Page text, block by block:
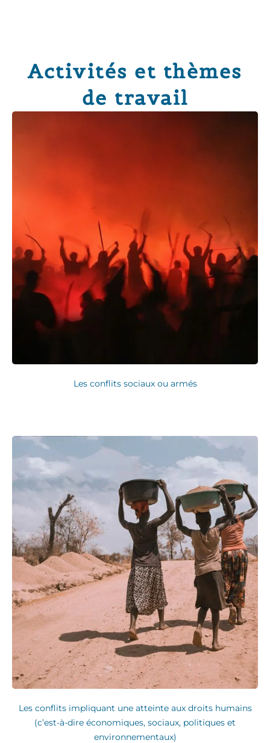
Activités et thèmes
de travail
Les conflits sociaux ou armés
Les conflits impliquant une atteinte aux droits humains
(c’est-à-dire économiques, sociaux, politiques et
environnementaux)